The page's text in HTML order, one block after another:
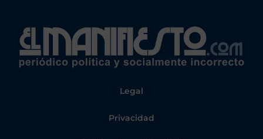
Legal
Privacidad